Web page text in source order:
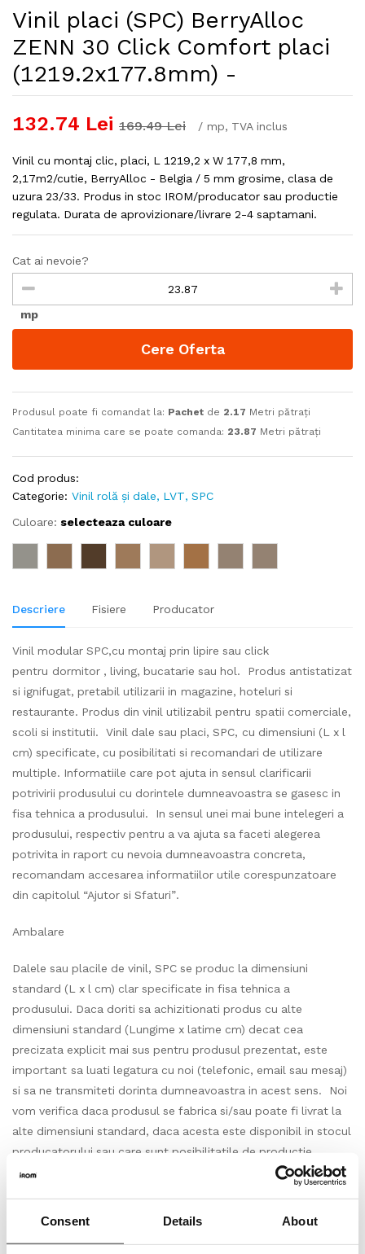
Consent Details About
Vinil placi (SPC) BerryAlloc
ZENN 30 Click Comfort placi
(1219.2x177.8mm) -
132.74 Lei 169.49 Lei / mp, TVA inclus
Vinil cu montaj clic, placi, L 1219,2 x W 177,8 mm,
2,17m2/cutie, BerryAlloc - Belgia / 5 mm grosime, clasa de
uzura 23/33. Produs in stoc IROM/producator sau productie
regulata. Durata de aprovizionare/livrare 2-4 saptamani.
Cat ai nevoie?
mp
Cere Oferta
Produsul poate fi comandat la: Pachet de 2.17 Metri pătrați
Cantitatea minima care se poate comanda: 23.87 Metri pătrați
Cod produs:
Categorie: Vinil rolă și dale, LVT, SPC
Culoare: selecteaza culoare
Descriere Fisiere Producator
Vinil modular SPC,cu montaj prin lipire sau click
pentru dormitor , living, bucatarie sau hol. Produs antistatizat
si ignifugat, pretabil utilizarii in magazine, hoteluri si
restaurante. Produs din vinil utilizabil pentru spatii comerciale,
scoli si institutii. Vinil dale sau placi, SPC, cu dimensiuni (L x l
cm) specificate, cu posibilitati si recomandari de utilizare
multiple. Informatiile care pot ajuta in sensul clarificarii
potrivirii produsului cu dorintele dumneavoastra se gasesc in
fisa tehnica a produsului. In sensul unei mai bune intelegeri a
produsului, respectiv pentru a va ajuta sa faceti alegerea
potrivita in raport cu nevoia dumneavoastra concreta,
recomandam accesarea informatiilor utile corespunzatoare
din capitolul “Ajutor si Sfaturi”.
Ambalare
Dalele sau placile de vinil, SPC se produc la dimensiuni
standard (L x l cm) clar specificate in fisa tehnica a
produsului. Daca doriti sa achizitionati produs cu alte
dimensiuni standard (Lungime x latime cm) decat cea
precizata explicit mai sus pentru produsul prezentat, este
important sa luati legatura cu noi (telefonic, email sau mesaj)
si sa ne transmiteti dorinta dumneavoastra in acest sens. Noi
vom verifica daca produsul se fabrica si/sau poate fi livrat la
alte dimensiuni standard, daca acesta este disponibil in stocul
producatorului sau care sunt posibilitatile de productie,
respectiv care poate fi durata estimata de livrare. In cazul